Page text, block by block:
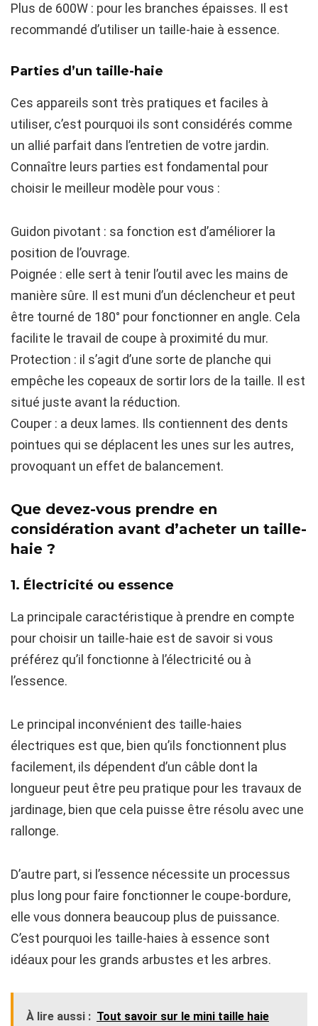
Plus de 600W : pour les branches épaisses. Il est
recommandé d’utiliser un taille-haie à essence.
Parties d’un taille-haie
Ces appareils sont très pratiques et faciles à
utiliser, c’est pourquoi ils sont considérés comme
un allié parfait dans l’entretien de votre jardin.
Connaître leurs parties est fondamental pour
choisir le meilleur modèle pour vous :
Guidon pivotant : sa fonction est d’améliorer la
position de l’ouvrage.
Poignée : elle sert à tenir l’outil avec les mains de
manière sûre. Il est muni d’un déclencheur et peut
être tourné de 180° pour fonctionner en angle. Cela
facilite le travail de coupe à proximité du mur.
Protection : il s’agit d’une sorte de planche qui
empêche les copeaux de sortir lors de la taille. Il est
situé juste avant la réduction.
Couper : a deux lames. Ils contiennent des dents
pointues qui se déplacent les unes sur les autres,
provoquant un effet de balancement.
Que devez-vous prendre en
considération avant d’acheter un taille-
haie ?
1. Électricité ou essence
La principale caractéristique à prendre en compte
pour choisir un taille-haie est de savoir si vous
préférez qu’il fonctionne à l’électricité ou à
l’essence.
Le principal inconvénient des taille-haies
électriques est que, bien qu’ils fonctionnent plus
facilement, ils dépendent d’un câble dont la
longueur peut être peu pratique pour les travaux de
jardinage, bien que cela puisse être résolu avec une
rallonge.
D’autre part, si l’essence nécessite un processus
plus long pour faire fonctionner le coupe-bordure,
elle vous donnera beaucoup plus de puissance.
C’est pourquoi les taille-haies à essence sont
idéaux pour les grands arbustes et les arbres.
À lire aussi : Tout savoir sur le mini taille haie